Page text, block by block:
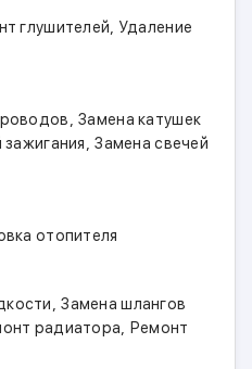
глушителей, Удаление
,Замена катушек
,Замена свечей
отопителя
,Замена шлангов
радиатора, Ремонт